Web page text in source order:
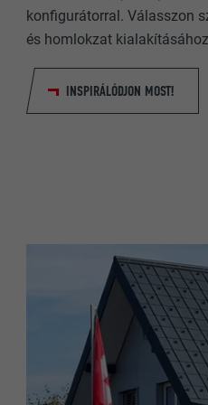
konfigurátorral. Válasszon
és homlokzat
INSPIRÁLÓDJON MOST!